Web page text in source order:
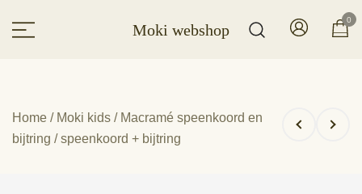
naar
Moki webshop
0
Home / Moki kids / Macramé speenkoord en
bijtring / speenkoord + bijtring